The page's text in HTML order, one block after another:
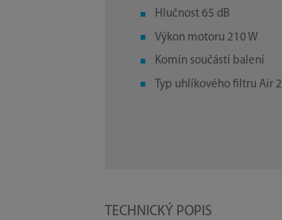
Hlučnost 65 dB
Výkon motoru 210 W
Komín součástí balení
Typ uhlíkového filtru Air 2
TECHNICKÝ POPIS